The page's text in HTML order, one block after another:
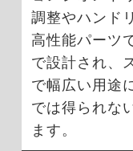
調整やハンド
高性能パーツ
で設計され、
で幅広い用途
では得られな
ます。